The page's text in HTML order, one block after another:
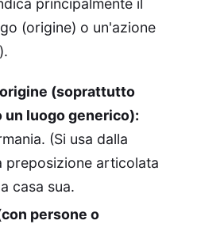
(origine) o un'azione
(soprattutto
un luogo generico):
(Si usa dalla
preposizione articolata
casa sua.
persone o